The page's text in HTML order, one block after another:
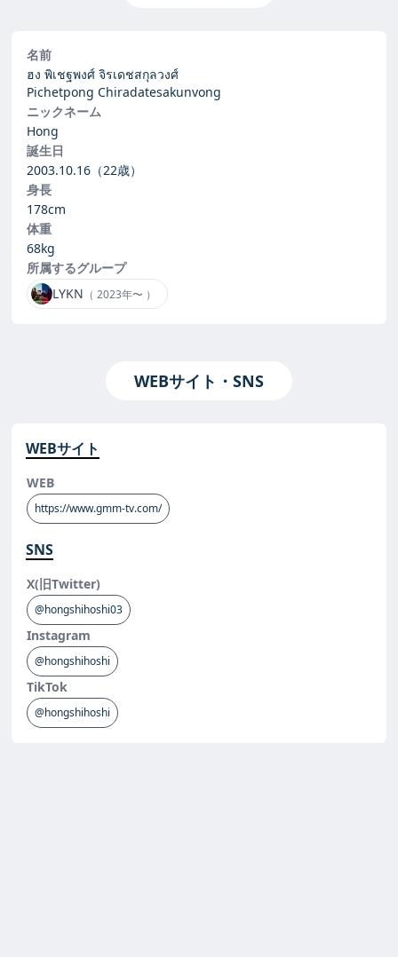
名前
ฮง พิเชฐพงศ์ จิรเดชสกุลวงศ์
Pichetpong Chiradatesakunvong
ニックネーム
Hong
誕生日
2003.10.16 （22歳）
身長
178cm
体重
68kg
所属するグループ
LYKN （ 2023年〜 ）
WEBサイト・SNS
WEBサイト
WEB
https://www.gmm-tv.com/
SNS
X(旧Twitter)
@hongshihoshi03
Instagram
@hongshihoshi
TikTok
@hongshihoshi